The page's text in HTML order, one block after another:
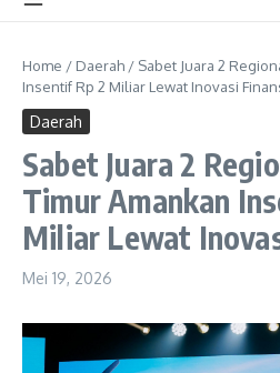
Home / Daerah / Sabet Juara 2
Insentif Rp 2 Miliar Lewat Inovasi
Daerah
Sabet Juara 2
Timur Amankan
Miliar Lewat
Mei 19, 2026